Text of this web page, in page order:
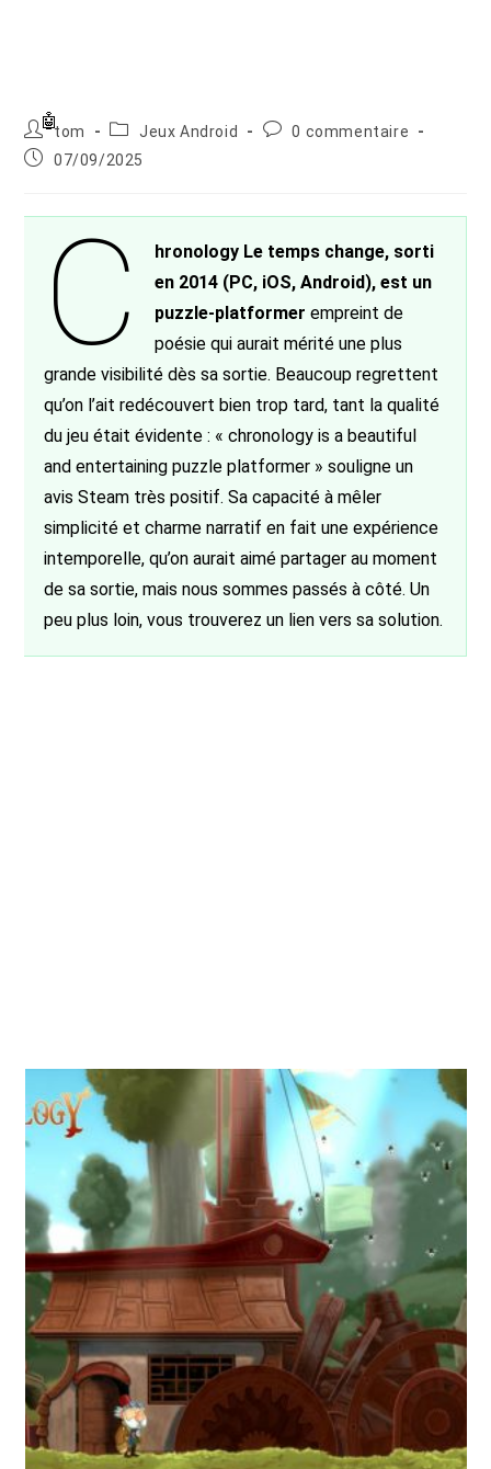
Auteur/autrice
de
la
tom
PostJeux Android
Commentaires
0 commentaire
Publication
07/09/2025
C
hronology Le temps change, sorti
en 2014 (PC, iOS, Android), est un
puzzle-platformer empreint de
poésie qui aurait mérité une plus
grande visibilité dès sa sortie. Beaucoup regrettent
qu’on l’ait redécouvert bien trop tard, tant la qualité
du jeu était évidente : « chronology is a beautiful
and entertaining puzzle platformer » souligne un
avis Steam très positif. Sa capacité à mêler
simplicité et charme narratif en fait une expérience
intemporelle, qu’on aurait aimé partager au moment
de sa sortie, mais nous sommes passés à côté. Un
peu plus loin, vous trouverez un lien vers sa solution.